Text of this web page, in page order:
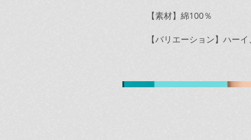
【素材】綿100％
【バリエーション】ハー